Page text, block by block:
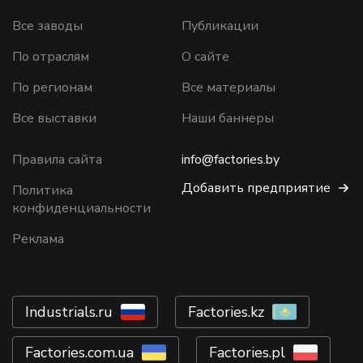
Все заводы
По отраслям
По регионам
Все выставки
Публикации
О сайте
Все материалы
Наши баннеры
Правила сайта
Политика
конфиденциальности
Реклама
info@factories.by
Добавить предприятие
Industrials.ru Factories.kz
Factories.com.ua Factories.pl